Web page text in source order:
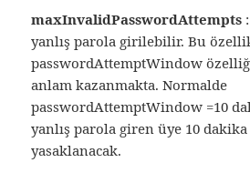
maxInvalidPasswordAttempts
yanlış parola girilebilir. Bu
passwordAttemptWindow
anlam kazanmakta. Normalde
passwordAttemptWindow =10
yanlış parola giren üye 10
yasaklanacak.